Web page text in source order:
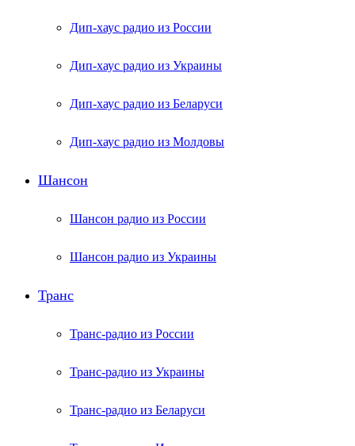
Дип-хаус радио из России
Дип-хаус радио из Украины
Дип-хаус радио из Беларуси
Дип-хаус радио из Молдовы
Шансон
Шансон радио из России
Шансон радио из Украины
Транс
Транс-радио из России
Транс-радио из Украины
Транс-радио из Беларуси